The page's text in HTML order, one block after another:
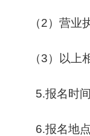
（2）营业
（3）以上
5.报名时间
6.报名地